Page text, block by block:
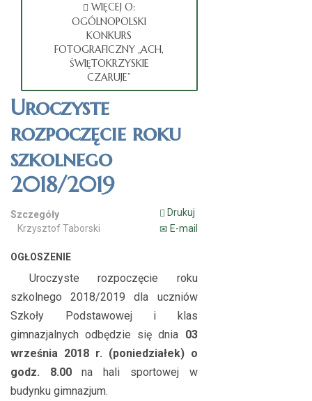
WIĘCEJ O:
OGÓLNOPOLSKI
KONKURS
FOTOGRAFICZNY „ACH,
ŚWIĘTOKRZYSKIE
CZARUJE”
Uroczyste
rozpoczęcie roku
szkolnego
2018/2019
Drukuj
E-mail
Szczegóły
Krzysztof Taborski
OGŁOSZENIE
Uroczyste rozpoczęcie roku
szkolnego 2018/2019 dla uczniów
Szkoły Podstawowej i klas
gimnazjalnych odbędzie się dnia 03
września 2018 r. (poniedziałek) o
godz. 8.00na hali sportowej w
budynku gimnazjum.